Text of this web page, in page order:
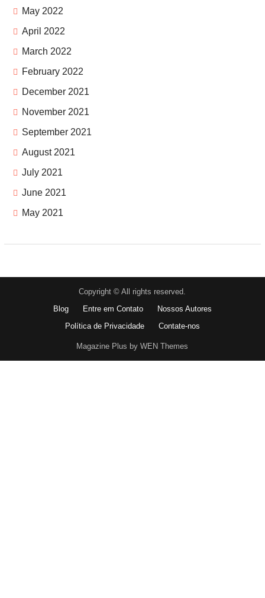
May 2022
April 2022
March 2022
February 2022
December 2021
November 2021
September 2021
August 2021
July 2021
June 2021
May 2021
Copyright © All rights reserved.
Blog
Entre em Contato
Nossos Autores
Política de Privacidade
Contate-nos
Magazine Plus by WEN Themes